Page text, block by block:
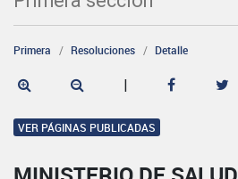
Primera Resoluciones Detalle
|
VER PÁGINAS PUBLICADAS